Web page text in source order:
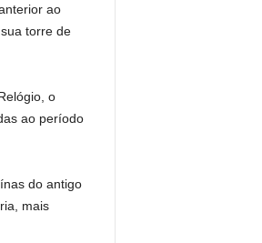
ao
torre de
o
ao período
do antigo
mais